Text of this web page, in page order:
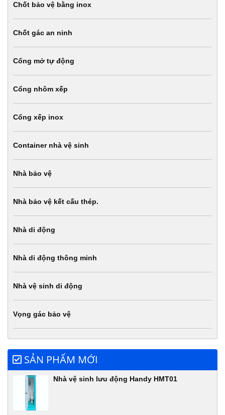
Chốt bảo vệ bằng inox
Chốt gác an ninh
Cổng mở tự động
Cổng nhôm xếp
Cổng xếp inox
Container nhà vệ sinh
Nhà bảo vệ
Nhà bảo vệ kết cấu thép.
Nhà di động
Nhà di động thông minh
Nhà vệ sinh di động
Vọng gác bảo vệ
SẢN PHẨM MỚI
Nhà vệ sinh lưu động Handy HMT01